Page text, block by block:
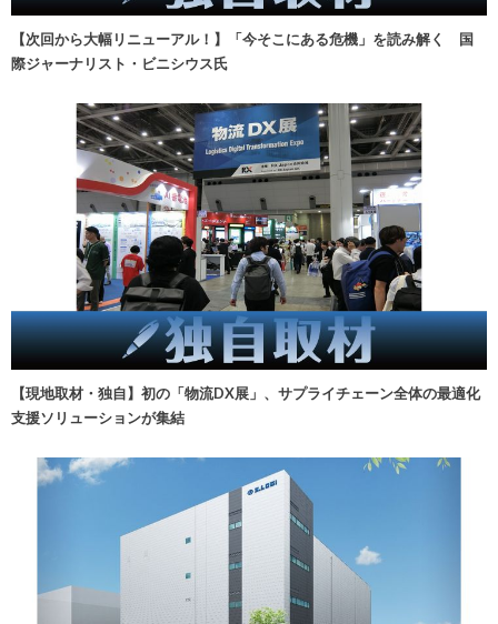
【次回から大幅リニューアル！】「今そこにある危機」を読み解く 国
際ジャーナリスト・ビニシウス氏
【現地取材・独自】初の「物流DX展」、サプライチェーン全体の最適化
支援ソリューションが集結